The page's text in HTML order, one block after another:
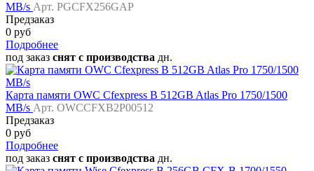
MB/s Арт. PGCFX256GAP
Предзаказ
0 руб
Подробнее
под заказ снят с производства дн.
Карта памяти OWC Cfexpress B 512GB Atlas Pro 1750/1500
MB/s Арт. OWCCFXB2P00512
Предзаказ
0 руб
Подробнее
под заказ снят с производства дн.